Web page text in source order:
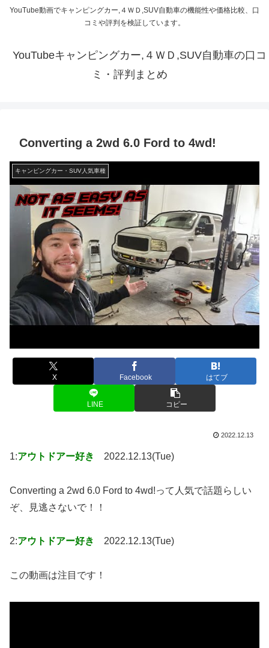
YouTube動画でキャンピングカー,４ＷＤ,SUV自動車の機能性や価格比較、口
コミや評判を検証しています。
YouTubeキャンピングカー,４ＷＤ,SUV自動車の口コ
ミ・評判まとめ
Converting a 2wd 6.0 Ford to 4wd!
キャンピングカー・SUV人気車種
X Facebook はてブ
LINE コピー
2022.12.13
1:アウトドアー好き 2022.12.13(Tue)
Converting a 2wd 6.0 Ford to 4wd!って人気で話題らしい
ぞ、見逃さないで！！
2:アウトドアー好き 2022.12.13(Tue)
この動画は注目です！